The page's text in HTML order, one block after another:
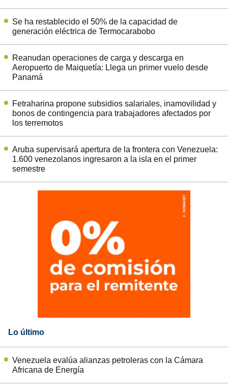
Se ha restablecido el 50% de la capacidad de
generación eléctrica de Termocarabobo
Reanudan operaciones de carga y descarga en
Aeropuerto de Maiquetía: Llega un primer vuelo desde
Panamá
Fetraharina propone subsidios salariales, inamovilidad y
bonos de contingencia para trabajadores afectados por
los terremotos
Aruba supervisará apertura de la frontera con Venezuela:
1.600 venezolanos ingresaron a la isla en el primer
semestre
Lo último
Venezuela evalúa alianzas petroleras con la Cámara
Africana de Energía